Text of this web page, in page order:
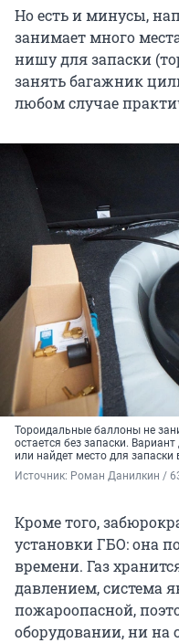
Но есть и минусы,
занимает много
нишу для запаски
занять багажник
любом случае
Тороидальные баллоны не
остается без запаски.
или найдет место для запаски
Источник: Роман Данилкин /
Кроме того,
установки ГБО: она
времени. Газ
давлением, система
пожароопасной,
оборудовании, ни на